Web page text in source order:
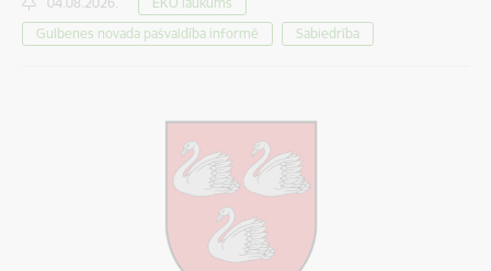
Gulbenes novada pašvaldība informē
Sabiedrība